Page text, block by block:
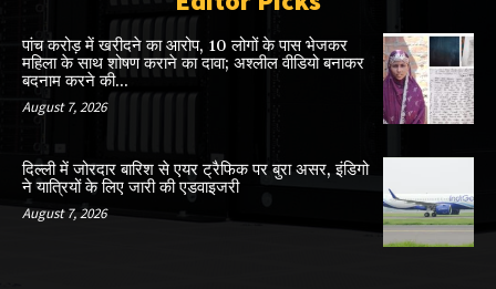
पांच करोड़ में खरीदने का आरोप, 10 लोगों के पास भेजकर
महिला के साथ शोषण कराने का दावा; अश्लील वीडियो बनाकर
बदनाम करने की...
August 7, 2026
दिल्ली में जोरदार बारिश से एयर ट्रैफिक पर बुरा असर, इंडिगो
ने यात्रियों के लिए जारी की एडवाइजरी
August 7, 2026